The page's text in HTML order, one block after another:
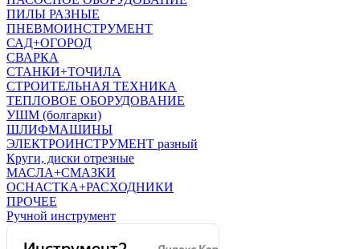
ПИЛЫ РАЗНЫЕ
ПНЕВМОИНСТРУМЕНТ
САД+ОГОРОД
СВАРКА
СТАНКИ+ТОЧИЛА
СТРОИТЕЛЬНАЯ ТЕХНИКА
ТЕПЛОВОЕ ОБОРУДОВАНИЕ
УШМ (болгарки)
ШЛИФМАШИНЫ
ЭЛЕКТРОИНСТРУМЕНТ разный
Круги, диски отрезные
МАСЛА+СМАЗКИ
ОСНАСТКА+РАСХОДНИКИ
ПРОЧЕЕ
Ручной инструмент